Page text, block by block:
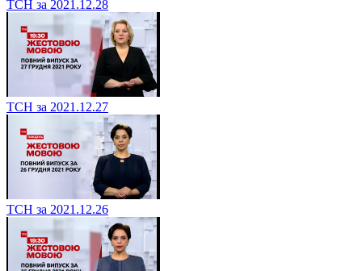
ТСН за 2021.12.28
ТСН за 2021.12.27
ТСН за 2021.12.26